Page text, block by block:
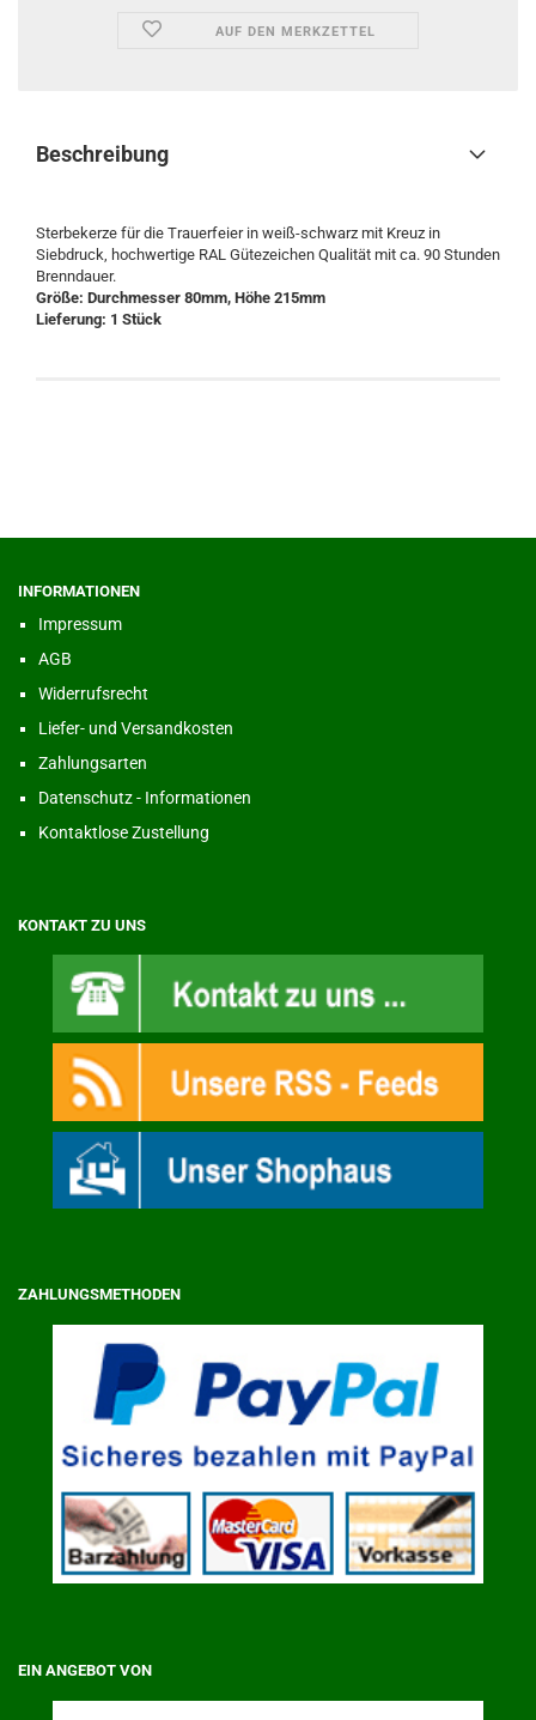
AUF DEN MERKZETTEL
Beschreibung
Sterbekerze für die Trauerfeier in weiß-schwarz mit Kreuz in
Siebdruck, hochwertige RAL Gütezeichen Qualität mit ca. 90 Stunden
Brenndauer.
Größe: Durchmesser 80mm, Höhe 215mm
Lieferung: 1 Stück
INFORMATIONEN
Impressum
AGB
Widerrufsrecht
Liefer- und Versandkosten
Zahlungsarten
Datenschutz - Informationen
Kontaktlose Zustellung
KONTAKT ZU UNS
ZAHLUNGSMETHODEN
EIN ANGEBOT VON